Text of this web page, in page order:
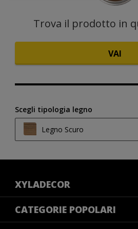
Trova il prodotto in
VAI
Scegli tipologia legno
Legno Scuro
Legno Scuro
XYLADECOR
COLORI
CONTATTACI
CATEGORIE POPOLARI